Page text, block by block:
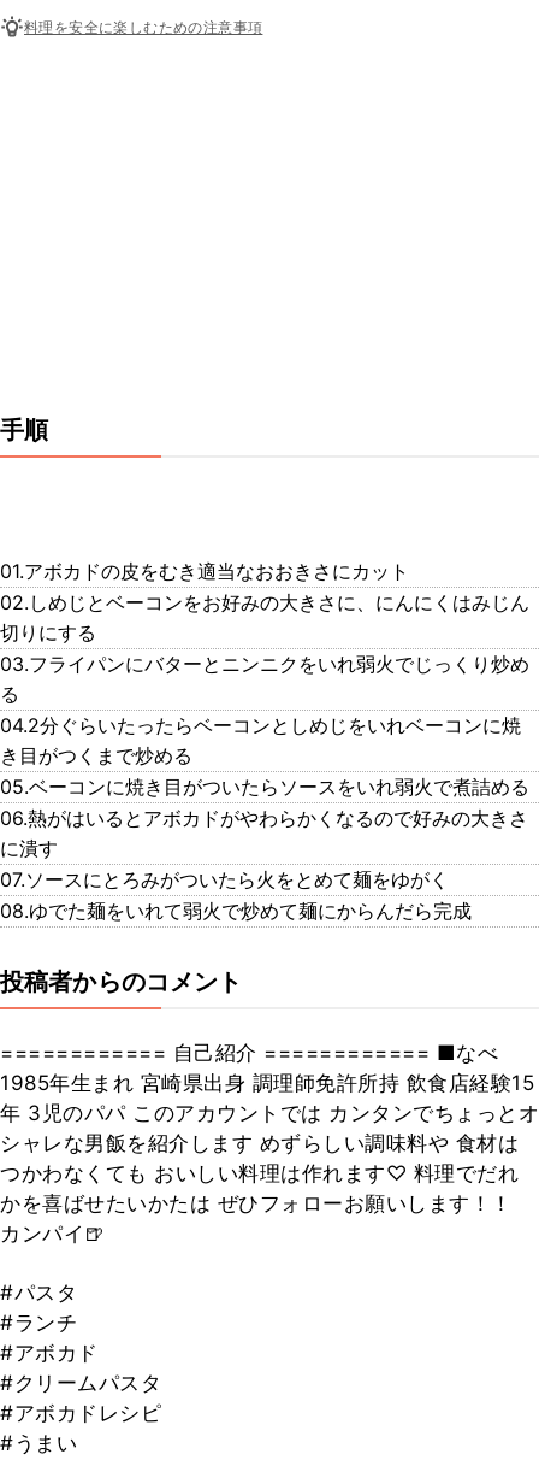
料理を安全に楽しむための注意事項
手順
01.アボカドの皮をむき適当なおおきさにカット
02.しめじとベーコンをお好みの大きさに、にんにくはみじん
切りにする
03.フライパンにバターとニンニクをいれ弱火でじっくり炒め
る
04.2分ぐらいたったらベーコンとしめじをいれベーコンに焼
き目がつくまで炒める
05.ベーコンに焼き目がついたらソースをいれ弱火で煮詰める
06.熱がはいるとアボカドがやわらかくなるので好みの大きさ
に潰す
07.ソースにとろみがついたら火をとめて麺をゆがく
08.ゆでた麺をいれて弱火で炒めて麺にからんだら完成
投稿者からのコメント
============ 自己紹介 ============ ■なべ
1985年生まれ 宮崎県出身 調理師免許所持 飲食店経験15
年 3児のパパ このアカウントでは カンタンでちょっとオ
シャレな男飯を紹介します めずらしい調味料や 食材は
つかわなくても おいしい料理は作れます♡ 料理でだれ
かを喜ばせたいかたは ぜひフォローお願いします！！
カンパイ🍺
#パスタ
#ランチ
#アボカド
#クリームパスタ
#アボカドレシピ
#うまい